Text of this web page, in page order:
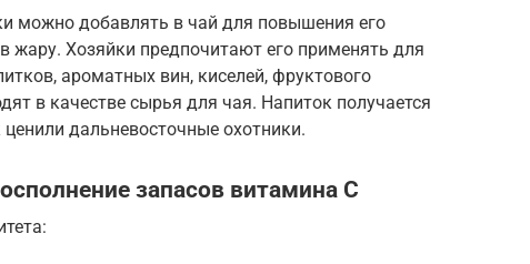
можно добавлять в чай для повышения его
жару. Хозяйки предпочитают его применять для
ароматных вин, киселей, фруктового
в качестве сырья для чая. Напиток получается
дальневосточные охотники.
запасов витамина С